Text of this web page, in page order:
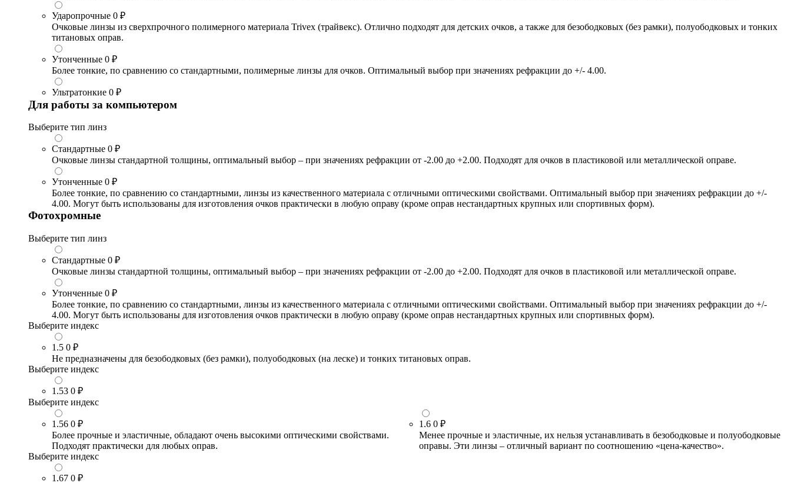
Ударопрочные 0 ₽
Очковые линзы из сверхпрочного полимерного материала Trivex (трайвекс). Отлично подходят для детских очков, а также для безободковых (без рамки), полуободковых и тонких
титановых оправ.
Утонченные 0 ₽
Более тонкие, по сравнению со стандартными, полимерные линзы для очков. Оптимальный выбор при значениях рефракции до +/- 4.00.
Ультратонкие 0 ₽
Для работы за компьютером
Выберите тип линз
Стандартные 0 ₽
Очковые линзы стандартной толщины, оптимальный выбор – при значениях рефракции от -2.00 до +2.00. Подходят для очков в пластиковой или металлической оправе.
Утонченные 0 ₽
Более тонкие, по сравнению со стандартными, линзы из качественного материала с отличными оптическими свойствами. Оптимальный выбор при значениях рефракции до +/-
4.00. Могут быть использованы для изготовления очков практически в любую оправу (кроме оправ нестандартных крупных или спортивных форм).
Фотохромные
Выберите тип линз
Стандартные 0 ₽
Очковые линзы стандартной толщины, оптимальный выбор – при значениях рефракции от -2.00 до +2.00. Подходят для очков в пластиковой или металлической оправе.
Утонченные 0 ₽
Более тонкие, по сравнению со стандартными, линзы из качественного материала с отличными оптическими свойствами. Оптимальный выбор при значениях рефракции до +/-
4.00. Могут быть использованы для изготовления очков практически в любую оправу (кроме оправ нестандартных крупных или спортивных форм).
Выберите индекс
1.5 0 ₽
Не предназначены для безободковых (без рамки), полуободковых (на леске) и тонких титановых оправ.
Выберите индекс
1.53 0 ₽
Выберите индекс
1.56 0 ₽
Более прочные и эластичные, обладают очень высокими оптическими свойствами.
Подходят практически для любых оправ.
1.6 0 ₽
Менее прочные и эластичные, их нельзя устанавливать в безободковые и полуободковые
оправы. Эти линзы – отличный вариант по соотношению «цена-качество».
Выберите индекс
1.67 0 ₽